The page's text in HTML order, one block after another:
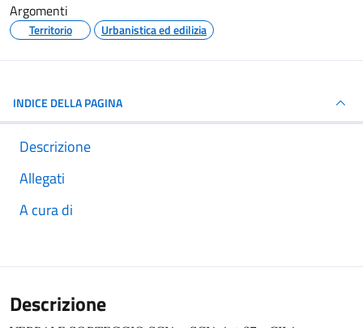
Argomenti
Territorio Urbanistica ed edilizia
INDICE DELLA PAGINA
Descrizione
Allegati
A cura di
Descrizione